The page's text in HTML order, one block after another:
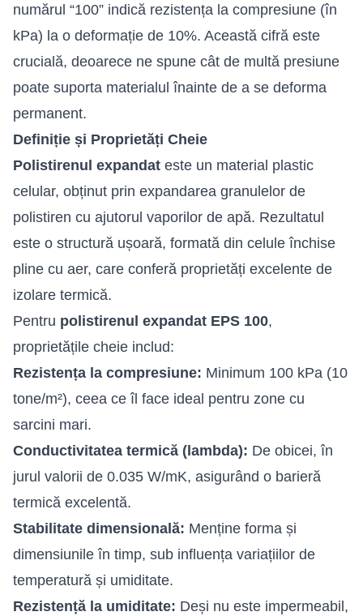
numărul “100” indică rezistența la compresiune (în
kPa) la o deformație de 10%. Această cifră este
crucială, deoarece ne spune cât de multă presiune
poate suporta materialul înainte de a se deforma
permanent.
Definiție și Proprietăți Cheie
Polistirenul expandat este un material plastic
celular, obținut prin expandarea granulelor de
polistiren cu ajutorul vaporilor de apă. Rezultatul
este o structură ușoară, formată din celule închise
pline cu aer, care conferă proprietăți excelente de
izolare termică.
Pentru polistirenul expandat EPS 100,
proprietățile cheie includ:
Rezistența la compresiune: Minimum 100 kPa (10
tone/m²), ceea ce îl face ideal pentru zone cu
sarcini mari.
Conductivitatea termică (lambda): De obicei, în
jurul valorii de 0.035 W/mK, asigurând o barieră
termică excelentă.
Stabilitate dimensională: Menține forma și
dimensiunile în timp, sub influența variațiilor de
temperatură și umiditate.
Rezistență la umiditate: Deși nu este impermeabil,